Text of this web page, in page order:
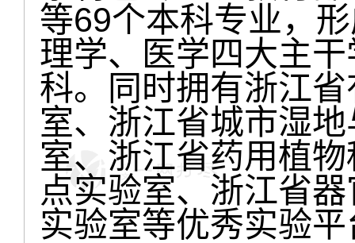
等69个本科专业，
理学、医学四大主
科。同时拥有浙江
室、浙江省城市湿
室、浙江省药用植
点实验室、浙江省
实验室等优秀实验